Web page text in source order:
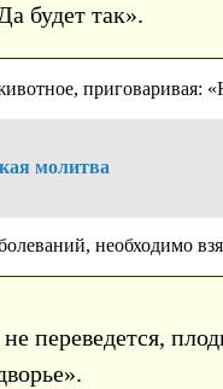
будет так».
приговаривая:
молитва
необходимо
переведется,